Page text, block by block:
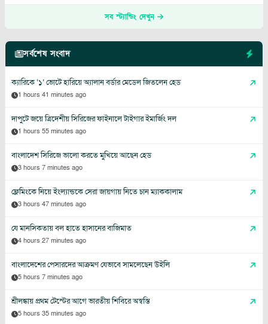
সব স্ট্যান্ডিং দেখুন
সর্বশেষ সংবাদ
ক্যারিকে ‘১’ ভোটে হারিয়ে অ্যালান বর্ডার মেডেল জিতলেন হেড
1 hours 41 minutes ago
দাপুটে জয়ে ত্রিদেশীয় সিরিজের ফাইনালে টাইগার ইমার্জিং দল
1 hours 55 minutes ago
বাংলাদেশ সিরিজে ভালো করতে মুখিয়ে আছেন হেড
3 hours 7 minutes ago
ফ্লেমিংকে নিয়ে ইংল্যান্ডকে সেরা জায়গায় নিতে চান ম্যাককালাম
3 hours 47 minutes ago
যে মানসিকতায় বল হাতে হাসানের বাজিমাত
4 hours 27 minutes ago
বাংলাদেশের পেসারদের আক্রমণ যেভাবে সামলেছেন উইলি
5 hours 7 minutes ago
শ্রীলঙ্কায় প্রথম টেস্টের আগে ভারতীয় শিবিরে অস্বস্তি
5 hours 35 minutes ago